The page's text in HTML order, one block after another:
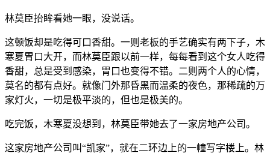
林莫臣抬眸看她一眼，没说话。
这顿饭却是吃得可口香甜。一则老板的手艺确实有两下子，木
寒夏胃口大开，而林莫臣跟以前一样，每每看到这个女人吃得
香甜，总是受到感染，胃口也变得不错。二则两个人的心情，
莫名的都有点好。就像门外那昏黑而温柔的夜色，那稀疏的万
家灯火，一切是极平淡的，但也是极美的。
吃完饭，木寒夏没想到，林莫臣带她去了一家房地产公司。
这家房地产公司叫“凯家”，就在二环边上的一幢写字楼上。林